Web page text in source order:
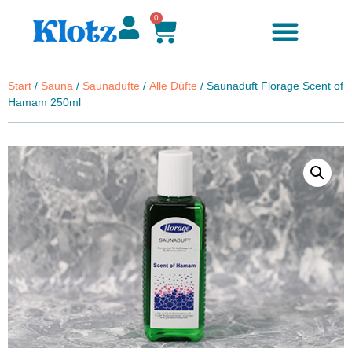
0
Start / Sauna / Saunadüfte / Alle Düfte / Saunaduft Florage Scent of
Hamam 250ml